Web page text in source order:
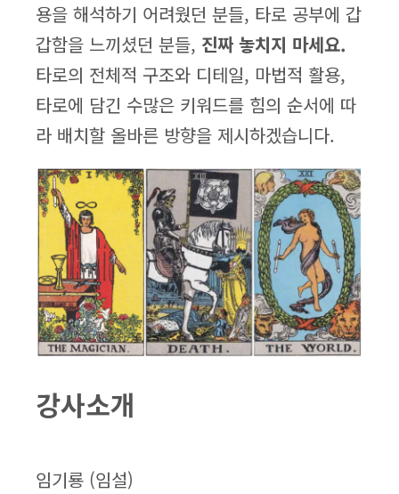
용을 해석하기 어려웠던 분들, 타로 공부에 갑
갑함을 느끼셨던 분들, 진짜 놓치지 마세요.
타로의 전체적 구조와 디테일, 마법적 활용,
타로에 담긴 수많은 키워드를 힘의 순서에 따
라 배치할 올바른 방향을 제시하겠습니다.
강사소개
임기룡 (임설)